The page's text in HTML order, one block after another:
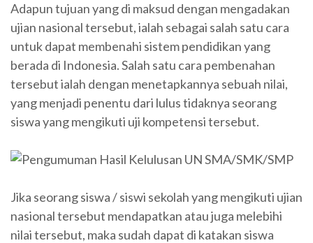
Adapun tujuan yang di maksud dengan mengadakan
ujian nasional tersebut, ialah sebagai salah satu cara
untuk dapat membenahi sistem pendidikan yang
berada di Indonesia. Salah satu cara pembenahan
tersebut ialah dengan menetapkannya sebuah nilai,
yang menjadi penentu dari lulus tidaknya seorang
siswa yang mengikuti uji kompetensi tersebut.
Jika seorang siswa / siswi sekolah yang mengikuti ujian
nasional tersebut mendapatkan atau juga melebihi
nilai tersebut, maka sudah dapat di katakan siswa